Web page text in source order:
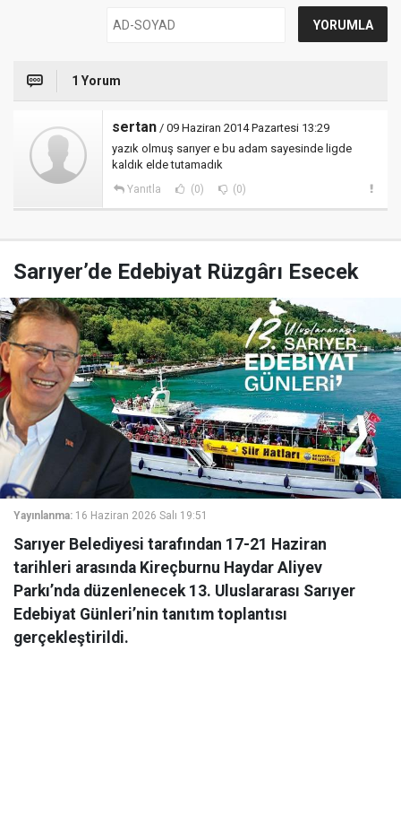
1 Yorum
sertan / 09 Haziran 2014 Pazartesi 13:29
yazık olmuş sarıyer e bu adam sayesinde ligde
kaldık elde tutamadık
Yanıtla (0) (0)
Sarıyer’de Edebiyat Rüzgârı Esecek
Yayınlanma: 16 Haziran 2026 Salı 19:51
Sarıyer Belediyesi tarafından 17-21 Haziran
tarihleri arasında Kireçburnu Haydar Aliyev
Parkı’nda düzenlenecek 13. Uluslararası Sarıyer
Edebiyat Günleri’nin tanıtım toplantısı
gerçekleştirildi.